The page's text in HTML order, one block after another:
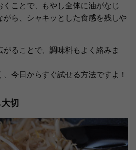
くことで、もやし全体に油がなじ
ら、シャキッとした食感を残しや
ることで、調味料もよく絡みま
今日からすぐ試せる方法ですよ！
切